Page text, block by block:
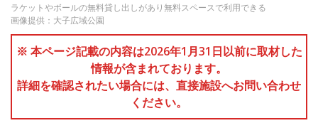
ラケットやボールの無料貸し出しがあり無料スペースで利用できる
画像提供：大子広域公園
※ 本ページ記載の内容は2026年1月31日以前に取材した
情報が含まれております。
詳細を確認されたい場合には、直接施設へお問い合わせ
ください。